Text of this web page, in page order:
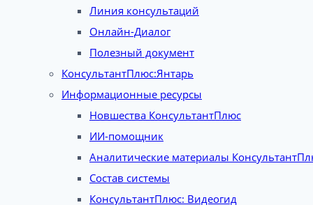
Линия консультаций
Онлайн-Диалог
Полезный документ
КонсультантПлюс:Янтарь
Информационные ресурсы
Новшества КонсультантПлюс
ИИ-помощник
Аналитические материалы
Состав системы
КонсультантПлюс: Видеогид